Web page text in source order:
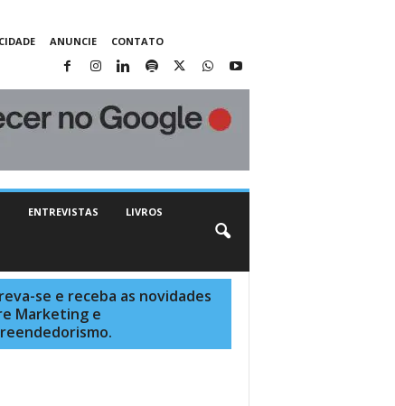
ANUNCIE CONTATO
ENTREVISTAS LIVROS
se e receba as novidades
Marketing e